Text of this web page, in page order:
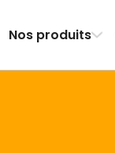
Nos produits